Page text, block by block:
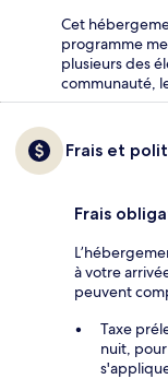
Cet
programme
plusieurs des
communauté,
Frais et
Frais
à votre
peuvent
Taxe
nuit,